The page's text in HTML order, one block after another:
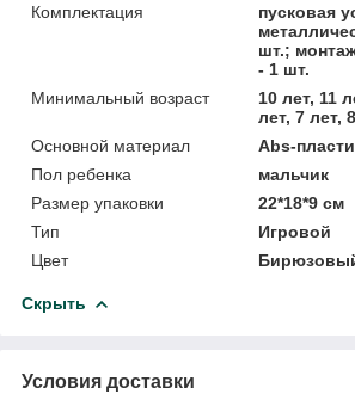
Комплектация
пусковая
шт.;
- 1 шт.
Минимальный возраст
10 лет, 11
лет, 7 лет,
Основной материал
Abs-
Пол ребенка
мальчик
Размер упаковки
22*18*9 см
Тип
Игровой
Цвет
Скрыть
Условия доставки